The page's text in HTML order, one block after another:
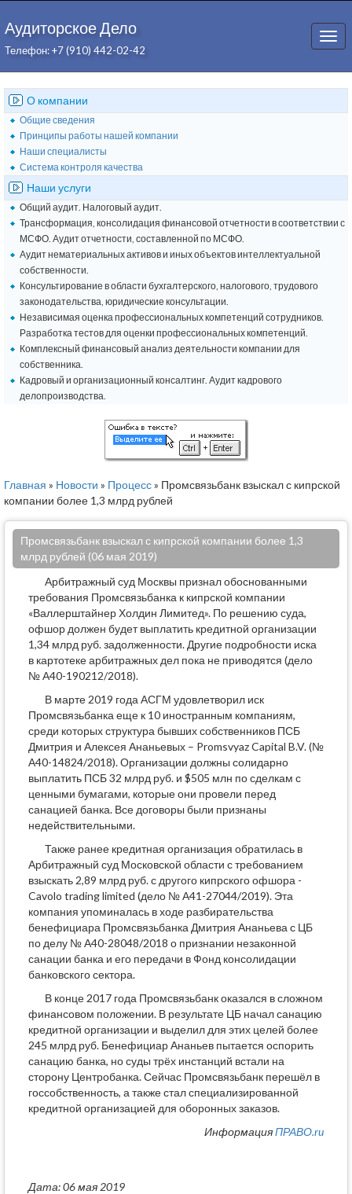
Аудиторское Дело
Телефон: +7 (910) 442-02-42
О компании
Общие сведения
Принципы работы нашей компании
Наши специалисты
Система контроля качества
Наши услуги
Общий аудит. Налоговый аудит.
Трансформация, консолидация финансовой отчетности в соответствии с
МСФО. Аудит отчетности, составленной по МСФО.
Аудит нематериальных активов и иных объектов интеллектуальной
собственности.
Консультирование в области бухгалтерского, налогового, трудового
законодательства, юридические консультации.
Независимая оценка профессиональных компетенций сотрудников.
Разработка тестов для оценки профессиональных компетенций.
Комплексный финансовый анализ деятельности компании для
собственника.
Кадровый и организационный консалтинг. Аудит кадрового
делопроизводства.
Главная » Новости » Процесс» Промсвязьбанк взыскал с кипрской
компании более 1,3 млрд рублей
Промсвязьбанк взыскал с кипрской компании более 1,3
млрд рублей (06 мая 2019)
Арбитражный суд Москвы признал обоснованными
требования Промсвязьбанка к кипрской компании
«Валлерштайнер Холдин Лимитед». По решению суда,
офшор должен будет выплатить кредитной организации
1,34 млрд руб. задолженности. Другие подробности иска
в картотеке арбитражных дел пока не приводятся (дело
№ А40-190212/2018).
В марте 2019 года АСГМ удовлетворил иск
Промсвязьбанка еще к 10 иностранным компаниям,
среди которых структура бывших собственников ПСБ
Дмитрия и Алексея Ананьевых – Promsvyaz Capital B.V. (№
А40-14824/2018). Организации должны солидарно
выплатить ПСБ 32 млрд руб. и $505 млн по сделкам с
ценными бумагами, которые они провели перед
санацией банка. Все договоры были признаны
недействительными.
Также ранее кредитная организация обратилась в
Арбитражный суд Московской области с требованием
взыскать 2,89 млрд руб. с другого кипрского офшора -
Cavolo trading limited (дело № А41-27044/2019). Эта
компания упоминалась в ходе разбирательства
бенефициара Промсвязьбанка Дмитрия Ананьева с ЦБ
по делу № А40-28048/2018 о признании незаконной
санации банка и его передачи в Фонд консолидации
банковского сектора.
В конце 2017 года Промсвязьбанк оказался в сложном
финансовом положении. В результате ЦБ начал санацию
кредитной организации и выделил для этих целей более
245 млрд руб. Бенефициар Ананьев пытается оспорить
санацию банка, но суды трёх инстанций встали на
сторону Центробанка. Сейчас Промсвязьбанк перешёл в
госсобственность, а также стал специализированной
кредитной организацией для оборонных заказов.
ИнформацияПРАВО.ru
Дата: 06 мая 2019